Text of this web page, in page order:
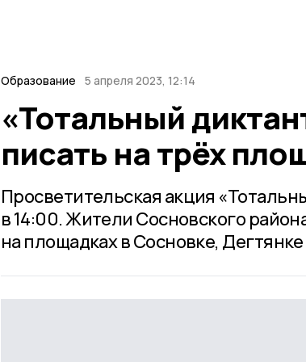
Образование 5 апреля 2023, 12:14
«Тотальный
писать на трёх
Просветительская акция
в 14:00. Жители Сосновского
на площадках в Сосновке,